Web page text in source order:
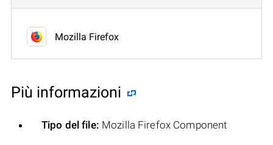
Mozilla Firefox
Più informazioni
Tipo del file: Mozilla Firefox Component